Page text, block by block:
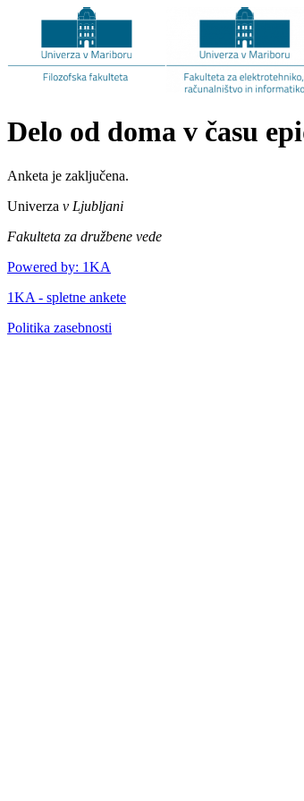
Delo od doma v času
Anketa je zaključena.
Univerza v Ljubljani
Fakulteta za družbene vede
Powered by: 1KA
1KA - spletne ankete
Politika zasebnosti